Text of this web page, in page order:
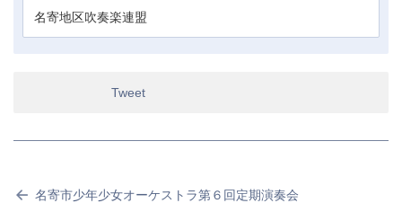
名寄地区吹奏楽連盟
Tweet
名寄市少年少女オーケストラ第６回定期演奏会